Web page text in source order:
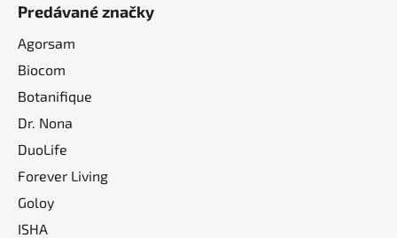
Predávané značky
Agorsam
Biocom
Botanifique
Dr. Nona
DuoLife
Forever Living
Goloy
ISHA